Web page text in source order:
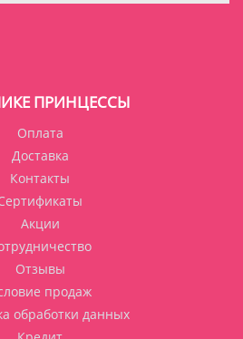
ПРИНЦЕССЫ
Оплата
Доставка
Контакты
Акции
Отзывы
продаж
обработки данных